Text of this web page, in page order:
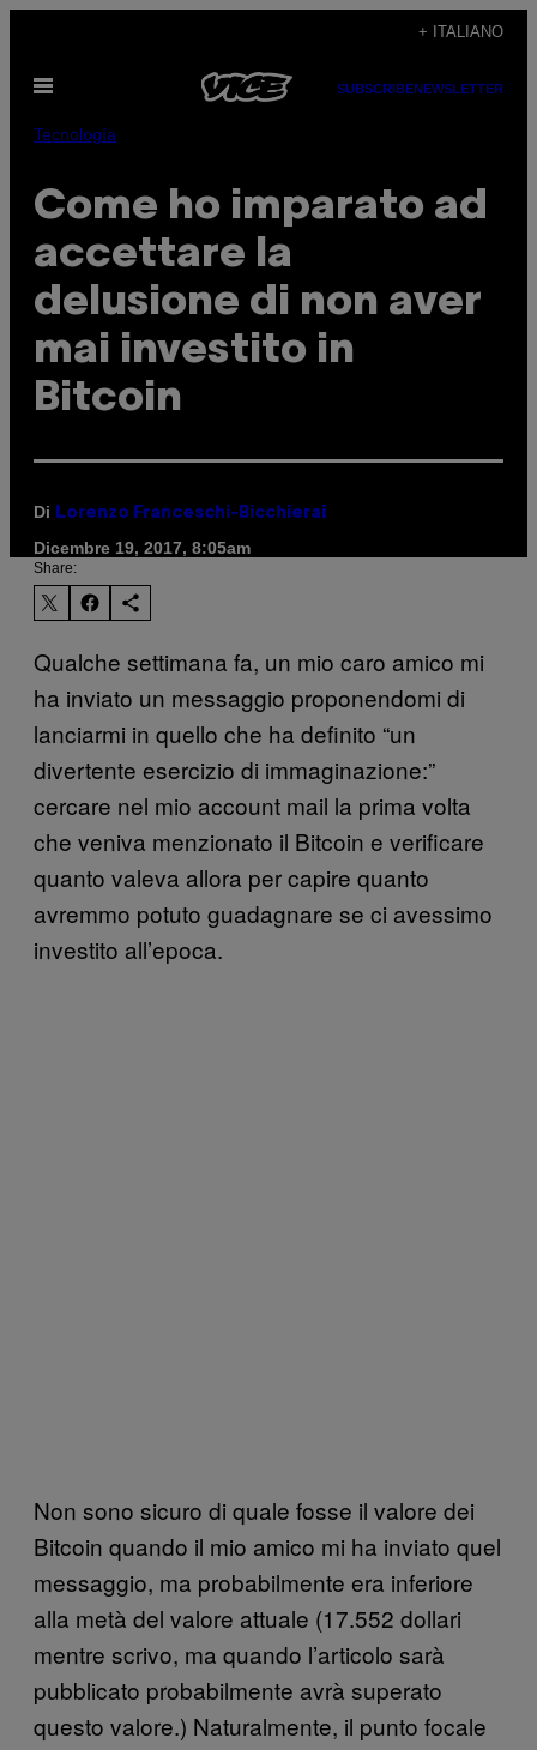
contenuto
+ ITALIANO
Apri
SUBSCRIBENEWSLETTER
Tecnología
Come ho imparato ad
accettare la
delusione di non aver
mai investito in
Bitcoin
Di Lorenzo Franceschi-Bicchierai
Dicembre 19, 2017, 8:05am
Share:
Qualche settimana fa, un mio caro amico mi
ha inviato un messaggio proponendomi di
lanciarmi in quello che ha definito “un
divertente esercizio di immaginazione:”
cercare nel mio account mail la prima volta
che veniva menzionato il Bitcoin e verificare
quanto valeva allora per capire quanto
avremmo potuto guadagnare se ci avessimo
investito all’epoca.
Non sono sicuro di quale fosse il valore dei
Bitcoin quando il mio amico mi ha inviato quel
messaggio, ma probabilmente era inferiore
alla metà del valore attuale (17.552 dollari
mentre scrivo, ma quando l’articolo sarà
pubblicato probabilmente avrà superato
questo valore.) Naturalmente, il punto focale